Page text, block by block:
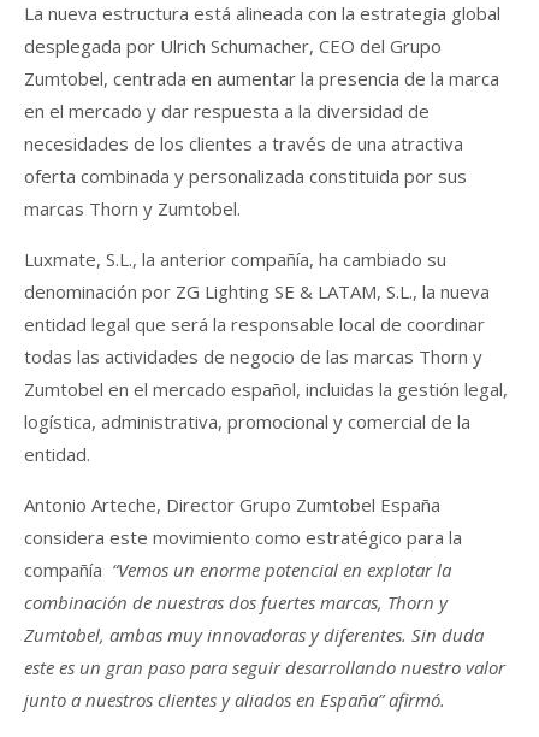
La nueva estructura está alineada con la estrategia global
desplegada por Ulrich Schumacher, CEO del Grupo
Zumtobel, centrada en aumentar la presencia de la marca
en el mercado y dar respuesta a la diversidad de
necesidades de los clientes a través de una atractiva
oferta combinada y personalizada constituida por sus
marcas Thorn y Zumtobel.
Luxmate, S.L., la anterior compañía, ha cambiado su
denominación por ZG Lighting SE & LATAM, S.L., la nueva
entidad legal que será la responsable local de coordinar
todas las actividades de negocio de las marcas Thorn y
Zumtobel en el mercado español, incluidas la gestión legal,
logística, administrativa, promocional y comercial de la
entidad.
Antonio Arteche, Director Grupo Zumtobel España
considera este movimiento como estratégico para la
compañía “Vemos un enorme potencial en explotar la
combinación de nuestras dos fuertes marcas, Thorn y
Zumtobel, ambas muy innovadoras y diferentes. Sin duda
este es un gran paso para seguir desarrollando nuestro valor
junto a nuestros clientes y aliados en España” afirmó.